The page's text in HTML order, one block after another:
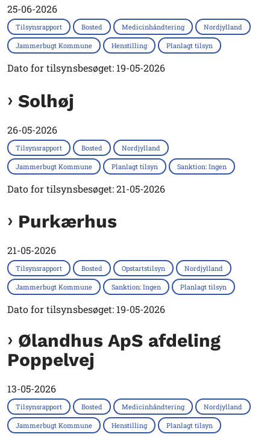
25-06-2026
Tilsynsrapport Bosted Medicinhåndtering Nordjylland
Jammerbugt Kommune Henstilling Planlagt tilsyn
Dato for tilsynsbesøget: 19-05-2026
Solhøj
26-05-2026
Tilsynsrapport Bosted Nordjylland
Jammerbugt Kommune Planlagt tilsyn Sanktion: Ingen
Dato for tilsynsbesøget: 21-05-2026
Purkærhus
21-05-2026
Tilsynsrapport Bosted Opstartstilsyn Nordjylland
Jammerbugt Kommune Sanktion: Ingen Planlagt tilsyn
Dato for tilsynsbesøget: 19-05-2026
Ølandhus ApS afdeling
Poppelvej
13-05-2026
Tilsynsrapport Bosted Medicinhåndtering Nordjylland
Jammerbugt Kommune Henstilling Planlagt tilsyn